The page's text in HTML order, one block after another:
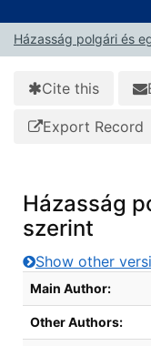
Házasság polgári és
Cite this
Export Record
Házasság
szerint
Show other
Bibliographic Details
Main Author:
Other Authors: